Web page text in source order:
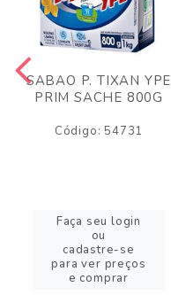
SABAO P. TIXAN YPE
PRIM SACHE 800G
Código: 54731
Faça seu login
ou
cadastre-se
para ver preços
e comprar